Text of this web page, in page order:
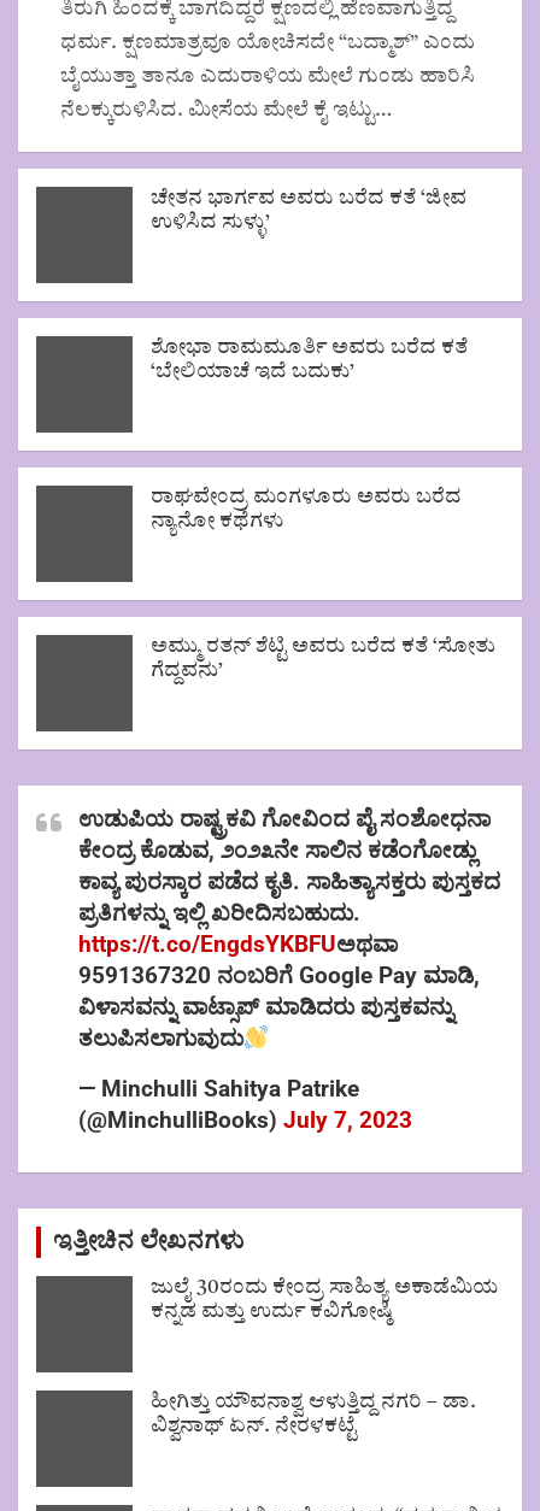
ತಿರುಗಿ ಹಿಂದಕ್ಕೆ ಬಾಗದಿದ್ದರೆ ಕ್ಷಣದಲ್ಲಿ ಹೆಣವಾಗುತ್ತಿದ್ದ
ಧರ್ಮ. ಕ್ಷಣಮಾತ್ರವೂ ಯೋಚಿಸದೇ “ಬದ್ಮಾಶ್” ಎಂದು
ಬೈಯುತ್ತಾ ತಾನೂ ಎದುರಾಳಿಯ ಮೇಲೆ ಗುಂಡು ಹಾರಿಸಿ
ನೆಲಕ್ಕುರುಳಿಸಿದ. ಮೀಸೆಯ ಮೇಲೆ ಕೈ ಇಟ್ಟು…
ಚೇತನ ಭಾರ್ಗವ ಅವರು ಬರೆದ ಕತೆ ‘ಜೀವ
ಉಳಿಸಿದ ಸುಳ್ಳು’
ಶೋಭಾ ರಾಮಮೂರ್ತಿ ಅವರು ಬರೆದ ಕತೆ
‘ಬೇಲಿಯಾಚೆ ಇದೆ ಬದುಕು’
ರಾಘವೇಂದ್ರ ಮಂಗಳೂರು ಅವರು ಬರೆದ
ನ್ಯಾನೋ ಕಥೆಗಳು
ಅಮ್ಮು ರತನ್ ಶೆಟ್ಟಿ ಅವರು ಬರೆದ ಕತೆ ‘ಸೋತು
ಗೆದ್ದವನು’
ಉಡುಪಿಯ ರಾಷ್ಟ್ರಕವಿ ಗೋವಿಂದ ಪೈ ಸಂಶೋಧನಾ
ಕೇಂದ್ರ ಕೊಡುವ, ೨೦೨೩ನೇ ಸಾಲಿನ ಕಡೆಂಗೋಡ್ಲು
ಕಾವ್ಯ ಪುರಸ್ಕಾರ ಪಡೆದ ಕೃತಿ. ಸಾಹಿತ್ಯಾಸಕ್ತರು ಪುಸ್ತಕದ
ಪ್ರತಿಗಳನ್ನು ಇಲ್ಲಿ ಖರೀದಿಸಬಹುದು.
https://t.co/EngdsYKBFUಅಥವಾ
9591367320 ನಂಬರಿಗೆ Google Pay ಮಾಡಿ,
ವಿಳಾಸವನ್ನು ವಾಟ್ಸಾಪ್ ಮಾಡಿದರು ಪುಸ್ತಕವನ್ನು
ತಲುಪಿಸಲಾಗುವುದು
— Minchulli Sahitya Patrike
(@MinchulliBooks) July 7, 2023
ಇತ್ತೀಚಿನ ಲೇಖನಗಳು
ಜುಲೈ 30ರಂದು ಕೇಂದ್ರ ಸಾಹಿತ್ಯ ಅಕಾಡೆಮಿಯ
ಕನ್ನಡ ಮತ್ತು ಉರ್ದು ಕವಿಗೋಷ್ಠಿ
ಹೀಗಿತ್ತು ಯೌವನಾಶ್ವ ಆಳುತ್ತಿದ್ದ ನಗರಿ – ಡಾ.
ವಿಶ್ವನಾಥ್ ಏನ್. ನೇರಳಕಟ್ಟೆ